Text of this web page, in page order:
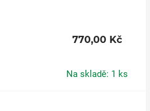
770,00 Kč
Na skladě: 1 ks